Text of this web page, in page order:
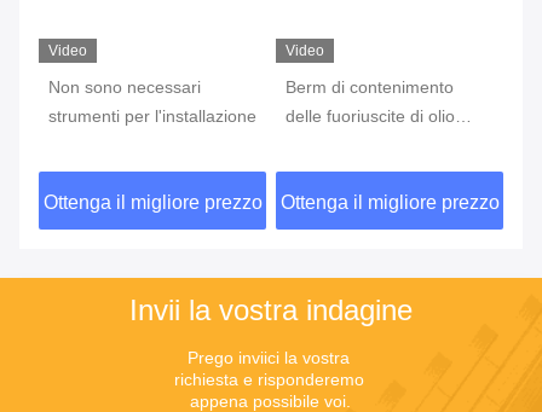
Video
Non sono necessari
strumenti per l'installazione
Ottenga il migliore prezzo
Video
Berm di contenimento
delle fuoriuscite di olio
contenimento dell'olio / dei
prodotti chimici all'aperto
Ottenga il migliore prezzo
Invii la vostra indagine
Prego inviici la vostra
richiesta e risponderemo
appena possibile voi.